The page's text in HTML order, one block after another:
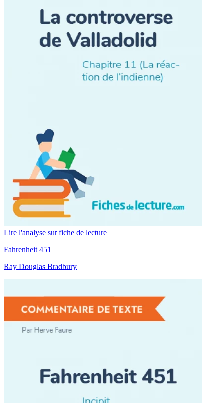
Lire l'analyse sur fiche de lecture
Fahrenheit 451
Ray Douglas Bradbury